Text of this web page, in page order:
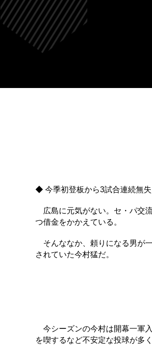
◆ 今季初登板から3試合連続無
広島に元気がない。セ・パ交
つ借金をかかえている。
そんななか、頼りになる男が
されていた今村猛だ。
今シーズンの今村は開幕一軍
を喫するなど不安定な投球が多